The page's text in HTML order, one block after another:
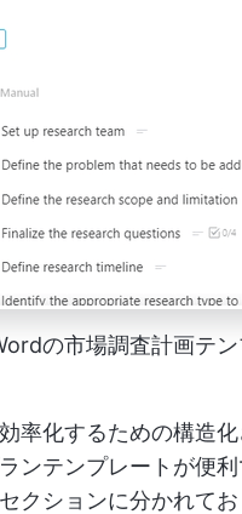
の市場調査計画テ
率化するための構造
ンテンプレートが便
クションに分かれて